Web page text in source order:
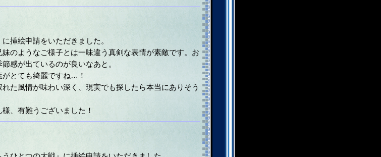
挿絵申請をいただきました。
のようなご様子とは一味違う真剣な表情が素敵です。お
感が出ているのが良いなあと。
とても綺麗ですね…！
た風情が味わい深く、現実でも探したら本当にありそう
、有難うございました！